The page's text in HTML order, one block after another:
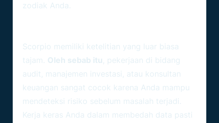
zodiak Anda.
Scorpio memiliki ketelitian yang luar biasa
tajam. Oleh sebab itu, pekerjaan di bidang
audit, manajemen investasi, atau konsultan
keuangan sangat cocok karena Anda mampu
mendeteksi risiko sebelum masalah terjadi.
Kerja keras Anda dalam membedah data pasti